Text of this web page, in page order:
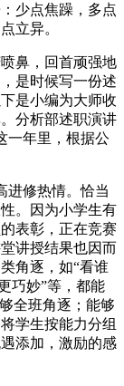
少点焦躁，多点
立异。
鼻，回首顽强地
是时候写一份述
是小编为大师收
分析部述职演讲
一年里，根据公
修热情。恰当
。因为小学生有
表彰，正在竞赛
讲授结果也因而
角逐，如“看谁
巧妙”等，都能
全班角逐；能够
学生按能力分组
添加，激励的感